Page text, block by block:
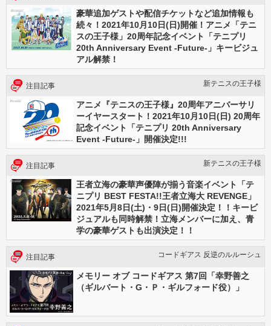
豪華追加ゲストや配信チケットなど追加情報も
続々！2021年10月10日(日)開催！アニメ「テニ
スの王子様」20周年記念イベント「テニプリ
20th Anniversary Event -Future-」キービジュ
アル解禁！
注目記事 新テニスの王⼦様
アニメ『テニスの王子様』20周年アニバーサリ
ーイヤースタート！2021年10月10日(日) 20周年
記念イベント「テニプリ 20th Anniversary
Event -Future-」開催決定!!!
注目記事 新テニスの王⼦様
王者立海の豪華声優陣が揃う音楽イベント「テ
ニプリ BEST FESTA!!王者立海大 REVENGE」
2021年5月8日(土)・9日(日)開催決定！！キービ
ジュアルも同時解禁！立海メンバーに加え、青
学の豪華ゲストも出演決定！！
注目記事 コードギアス 反逆のルルーシュ
メモリー オブ コードギアス 第7回「幸野善之
（ギルバート・G・Ｐ・ギルフォード役）」